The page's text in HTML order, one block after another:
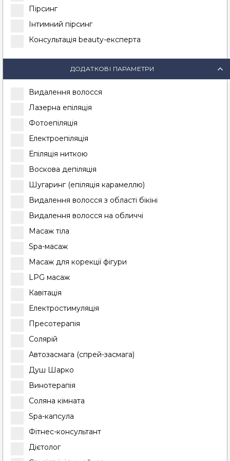
Пірсинг
Інтимний пірсинг
Консультація beauty-експерта
ДОДАТКОВІ ПАРАМЕТРИ
Видалення волосся
Лазерна епіляція
Фотоепіляція
Електроепіляція
Епіляція ниткою
Воскова депіляція
Шугаринг (епіляція карамеллю)
Видалення волосся з області бікіні
Видалення волосся на обличчі
Масаж тіла
Spa-масаж
Масаж для корекції фігури
LPG масаж
Кавітація
Електростимуляція
Пресотерапія
Солярій
Автозасмага (спрей-засмага)
Душ Шарко
Винотерапія
Соляна кімната
Spa-капсула
Фітнес-консультант
Дієтолог